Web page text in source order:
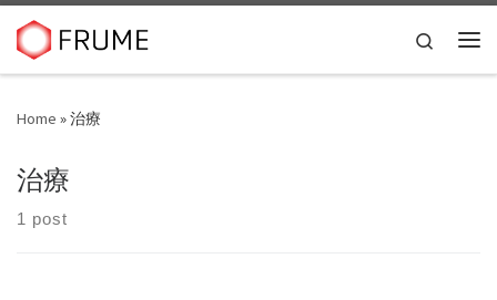
Skip to content
Search
Home »治療
治療
1 post